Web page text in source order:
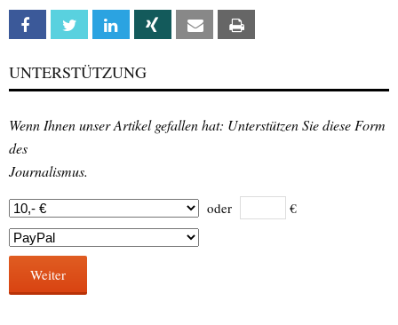
Facebook Twitter Linkedin Xing Email
UNTERSTÜTZUNG
Wenn Ihnen unser Artikel gefallen hat: Unterstützen Sie diese Form
des
Journalismus.
oder €
Weiter